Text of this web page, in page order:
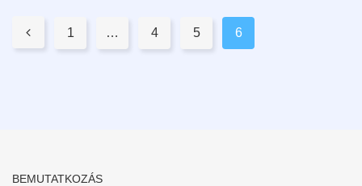
Pages:
 1 … 4 5 6
BEMUTATKOZÁS